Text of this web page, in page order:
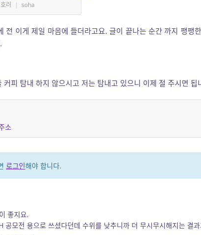
호러 | soha
전 이게 제일 마음에 들더라고요. 글이 끝나는 순간 까지 팽팽
커피 탐내 하지 않으시고 저는 탐내고 있으니 이제 절 주시면 됩
소
로그인해야 합니다.
좋지요.
공모전 용으로 쓰셨다던데 수위를 낮추니까 더 무시무시해지는 결